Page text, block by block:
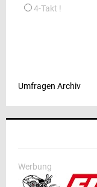
4-Takt !
Umfragen Archiv
Werbung